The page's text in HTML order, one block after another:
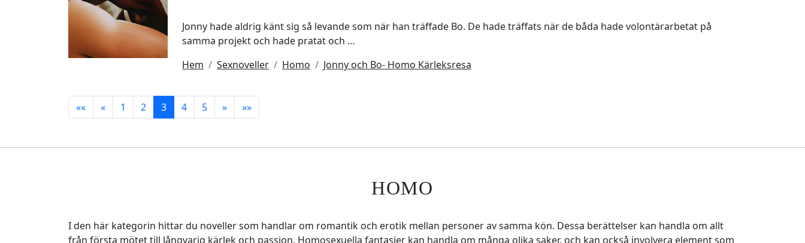
Jonny hade aldrig känt sig så levande som när han träffade Bo. De hade träffats när de båda hade volontärarbetat på
samma projekt och hade pratat och …
Hem
Sexnoveller Homo Jonny och Bo- Homo Kärleksresa
«« « 1 2 3 4 5 » »»
HOMO
I den här kategorin hittar du noveller som handlar om romantik och erotik mellan personer av samma kön. Dessa berättelser kan handla om allt
från första mötet till långvarig kärlek och passion. Homosexuella fantasier kan handla om många olika saker, och kan också involvera element som